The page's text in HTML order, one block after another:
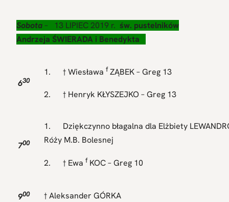
Sobota– 13 LIPIEC 2019 r. św. pustelników
Andrzeja ŚWIERADA i Benedykta
630
1. † Wiesława f ZĄBEK – Greg 13
2. † Henryk KŁYSZEJKO – Greg 13
700
1. Dziękczynno błagalna dla Elżbiety
Róży M.B. Bolesnej
2. † Ewa f KOC – Greg 10
900 † Aleksander GÓRKA